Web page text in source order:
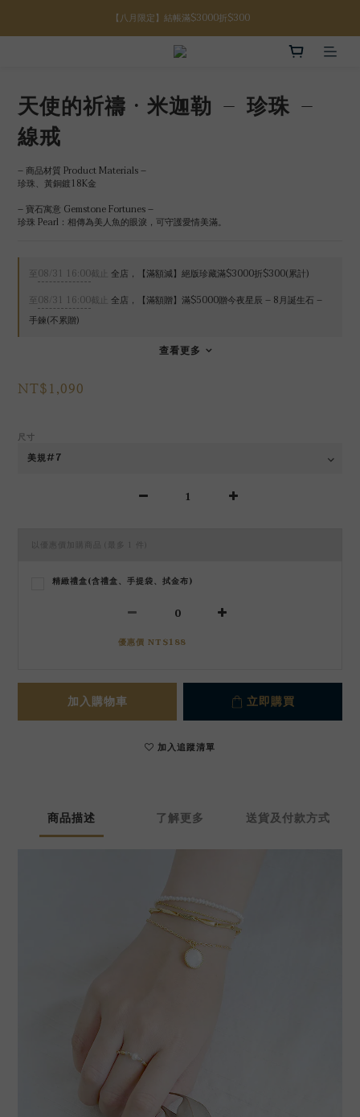
【八月限定】結帳滿$3000折$300
【八月限定】結帳滿$3000折$300
【註冊禮金】新註冊會員贈$100購物金
天使的祈禱 · 米迦勒 – 珍珠 –
線戒
– 商品材質 Product Materials –
珍珠、黃銅鍍18K金
– 寶石寓意 Gemstone Fortunes –
珍珠 Pearl：相傳為美人魚的眼淚，可守護愛情美滿。
至08/31 16:00截止
全店，【滿額減】絕版珍藏滿$3000折$300(累計)
至08/31 16:00截止
全店，【滿額贈】滿$5000贈今夜星辰 – 8月誕生石 –
手鍊(不累贈)
查看更多
NT$1,090
尺寸
以優惠價加購商品 (最多 1 件)
精緻禮盒(含禮盒、手提袋、拭金布)
優惠價 NT$188
加入購物車 立即購買
加入追蹤清單
商品描述 了解更多 送貨及付款方式